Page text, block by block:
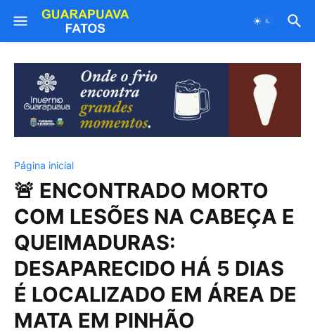
Página inicial
🚨 ENCONTRADO MORTO
COM LESÕES NA CABEÇA E
QUEIMADURAS:
DESAPARECIDO HÁ 5 DIAS
É LOCALIZADO EM ÁREA DE
MATA EM PINHÃO